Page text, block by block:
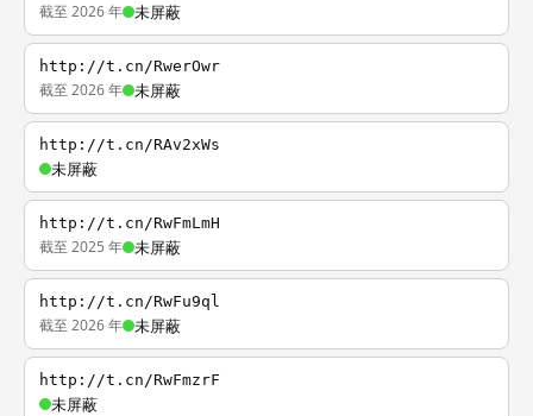
截至 2026 年 未屏蔽
http://t.cn/RwerOwr
截至 2026 年 未屏蔽
http://t.cn/RAv2xWs
未屏蔽
http://t.cn/RwFmLmH
截至 2025 年 未屏蔽
http://t.cn/RwFu9ql
截至 2026 年 未屏蔽
http://t.cn/RwFmzrF
未屏蔽